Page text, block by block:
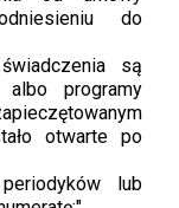
do
są
programy
otwarte po
lub